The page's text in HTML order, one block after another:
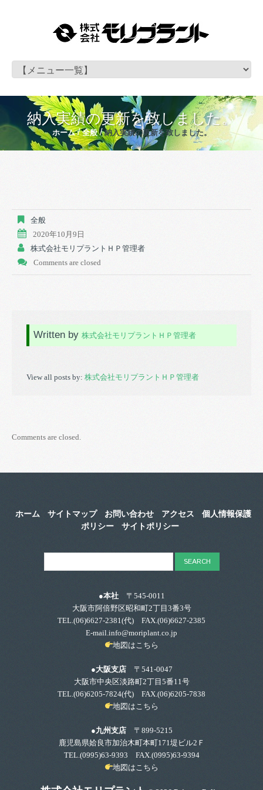
納入実績の更新を致しました。
ホーム 全般 納入実績の更新を致しました。
全般
2020年10月9日
株式会社モリプラントＨＰ管理者
Comments are closed
Written by 株式会社モリプラントＨＰ管理者
View all posts by: 株式会社モリプラントＨＰ管理者
Comments are closed.
ホーム サイトマップ お問い合わせ アクセス
個人情報保護
ポリシー
サイトポリシー
●本社〒545-0011
大阪市阿倍野区昭和町2丁目3番3号
TEL. (06)6627-2381 (代) FAX.(06)6627-2385
E-mail.info@moriplant.co.jp
地図はこちら
●大阪支店〒541-0047
大阪市中央区淡路町2丁目5番11号
TEL. (06)6205-7824(代) FAX.(06)6205-7838
地図はこちら
●九州支店〒899-5215
鹿児島県姶良市加治木町本町171堤ビル2Ｆ
TEL. (0995)63-9393 FAX.(0995)63-9394
地図はこちら